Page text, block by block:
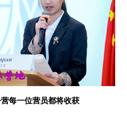
每一位营员都将收获